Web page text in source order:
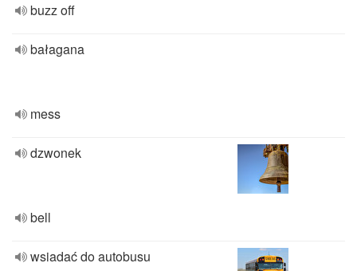
buzz off
bałagana
mess
dzwonek
bell
wsiadać do autobusu